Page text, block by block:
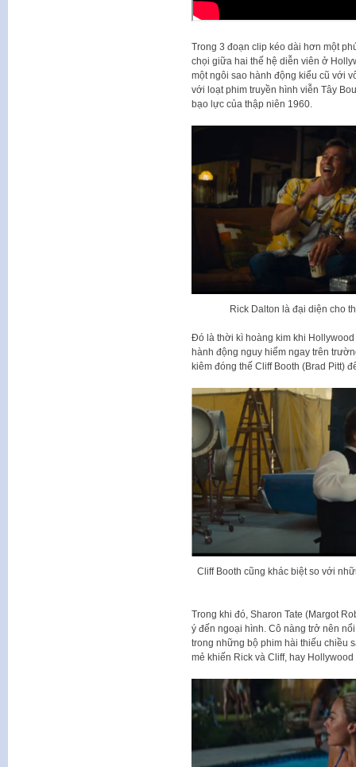
Trong 3 đoạn clip kéo dài hơn một
chọi giữa hai thế hệ diễn viên ở
một ngôi sao hành động kiểu cũ với
với loạt phim truyền hình viễn Tây
bạo lực của thập niên 1960.
Rick Dalton là đại diện cho
Đó là thời kì hoàng kim khi
hành động nguy hiểm ngay trên
kiêm đóng thế Cliff Booth (Brad Pitt)
Cliff Booth cũng khác biệt so với
Trong khi đó, Sharon Tate (Margot
ý đến ngoại hình. Cô nàng trở nên
trong những bộ phim hài thiếu chiều
mẻ khiến Rick và Cliff, hay